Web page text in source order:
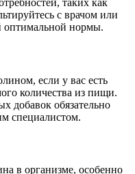
таких как
с врачом или
оптимальной нормы.
если у вас есть
количества из пищи.
добавок обязательно
специалистом.
в организме, особенно